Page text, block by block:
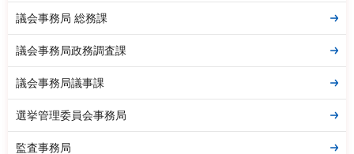
議会事務局 総務課
議会事務局政務調査課
議会事務局議事課
選挙管理委員会事務局
監査事務局